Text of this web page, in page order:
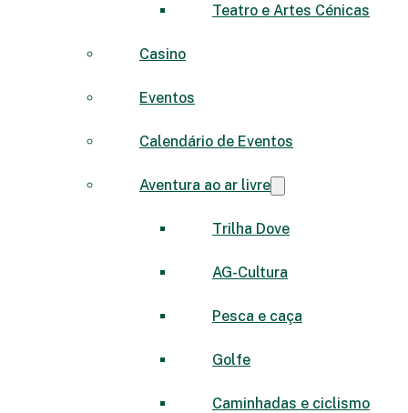
Teatro e Artes Cénicas
Casino
Eventos
Calendário de Eventos
Aventura ao ar livre
Trilha Dove
AG-Cultura
Pesca e caça
Golfe
Caminhadas e ciclismo